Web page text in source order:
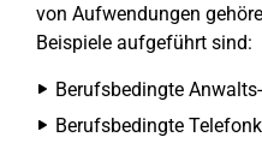
von Aufwendungen
Beispiele aufgeführt sind:
Berufsbedingte
Berufsbedingte